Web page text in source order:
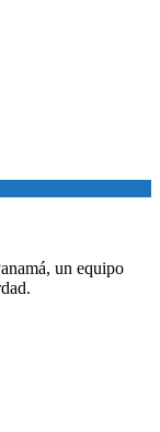
un equipo